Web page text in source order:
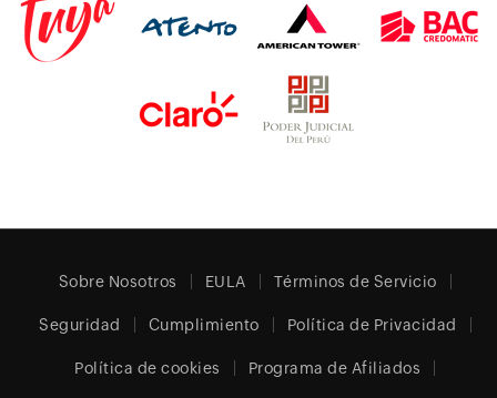
Sobre Nosotros EULA Términos de Servicio
Seguridad Cumplimiento Política de Privacidad
Política de cookies Programa de Afiliados